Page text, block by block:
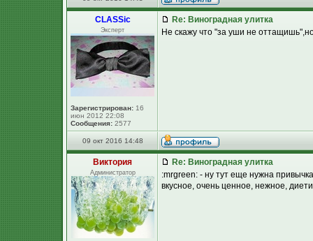
CLASSic
Эксперт
Зарегистрирован: 16
июн 2012 22:08
Сообщения: 2577
Re: Виноградная улитка
Не скажу что "за уши не
09 окт 2016 14:48
Виктория
Администратор
Re: Виноградная улитка
:mrgreen: - ну тут еще нужна
вкусное, очень ценное, нежное,